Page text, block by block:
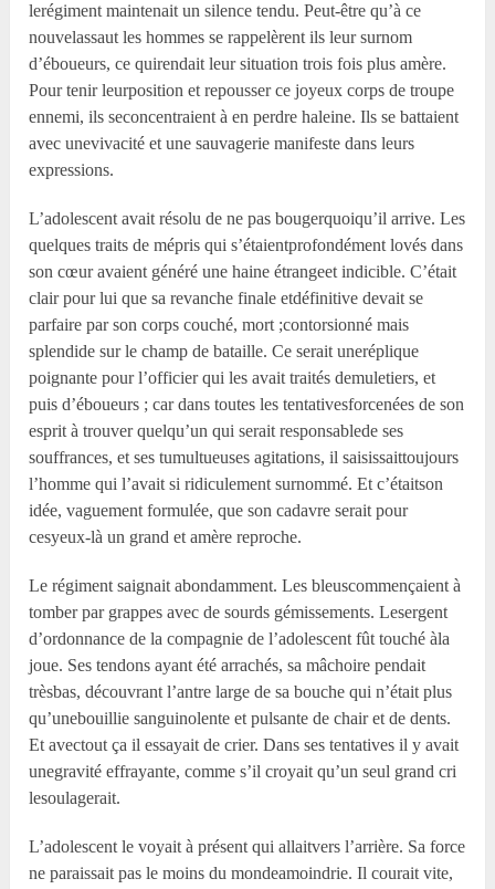
lerégiment maintenait un silence tendu. Peut-être qu’à ce
nouvelassaut les hommes se rappelèrent ils leur surnom
d’éboueurs, ce quirendait leur situation trois fois plus amère.
Pour tenir leurposition et repousser ce joyeux corps de troupe
ennemi, ils seconcentraient à en perdre haleine. Ils se battaient
avec unevivacité et une sauvagerie manifeste dans leurs
expressions.
L’adolescent avait résolu de ne pas bougerquoiqu’il arrive. Les
quelques traits de mépris qui s’étaientprofondément lovés dans
son cœur avaient généré une haine étrangeet indicible. C’était
clair pour lui que sa revanche finale etdéfinitive devait se
parfaire par son corps couché, mort ;contorsionné mais
splendide sur le champ de bataille. Ce serait uneréplique
poignante pour l’officier qui les avait traités demuletiers, et
puis d’éboueurs ; car dans toutes les tentativesforcenées de son
esprit à trouver quelqu’un qui serait responsablede ses
souffrances, et ses tumultueuses agitations, il saisissaittoujours
l’homme qui l’avait si ridiculement surnommé. Et c’étaitson
idée, vaguement formulée, que son cadavre serait pour
cesyeux-là un grand et amère reproche.
Le régiment saignait abondamment. Les bleuscommençaient à
tomber par grappes avec de sourds gémissements. Lesergent
d’ordonnance de la compagnie de l’adolescent fût touché àla
joue. Ses tendons ayant été arrachés, sa mâchoire pendait
trèsbas, découvrant l’antre large de sa bouche qui n’était plus
qu’unebouillie sanguinolente et pulsante de chair et de dents.
Et avectout ça il essayait de crier. Dans ses tentatives il y avait
unegravité effrayante, comme s’il croyait qu’un seul grand cri
lesoulagerait.
L’adolescent le voyait à présent qui allaitvers l’arrière. Sa force
ne paraissait pas le moins du mondeamoindrie. Il courait vite,